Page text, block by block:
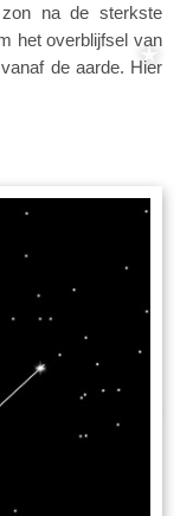
na de sterkste
het overblijfsel van
de aarde. Hier